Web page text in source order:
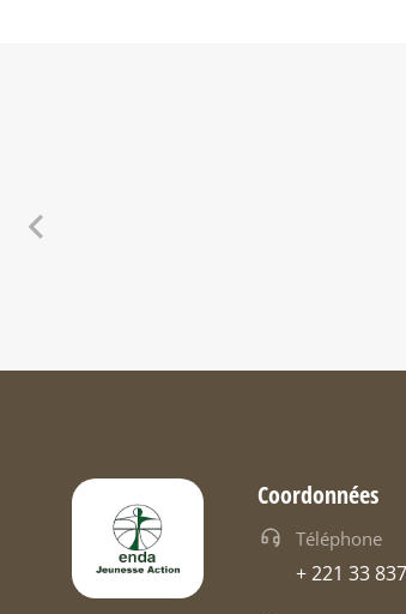
Coordonnées
Téléphone
+ 221 33